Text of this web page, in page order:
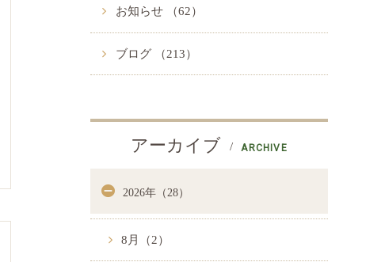
お知らせ （62）
ブログ （213）
アーカイブ ARCHIVE
2026年（28）
8月（2）